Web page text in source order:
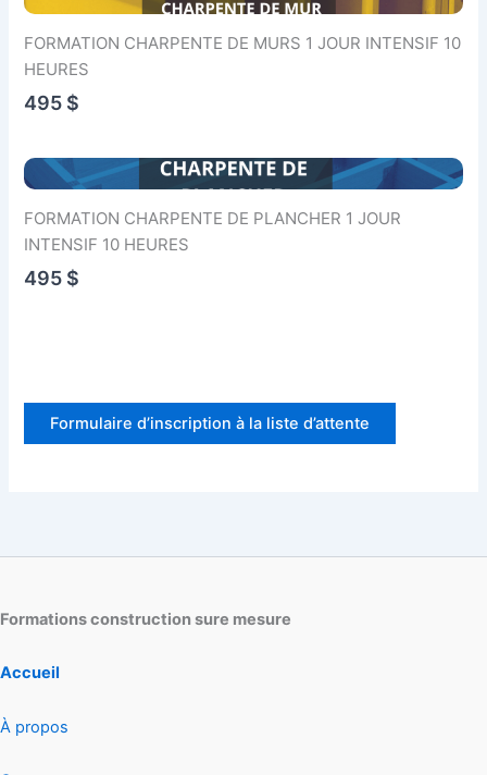
FORMATION CHARPENTE DE MURS 1 JOUR INTENSIF 10
HEURES
495 $
FORMATION CHARPENTE DE PLANCHER 1 JOUR
INTENSIF 10 HEURES
495 $
Formulaire d’inscription à la liste d’attente
Formations construction sure mesure
Accueil
À propos